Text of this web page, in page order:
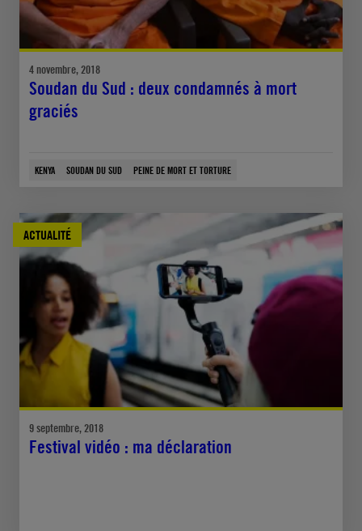
4 novembre, 2018
Soudan du Sud : deux condamnés à mort
graciés
KENYA SOUDAN DU SUD PEINE DE MORT ET TORTURE
ACTUALITÉ
9 septembre, 2018
Festival vidéo : ma déclaration